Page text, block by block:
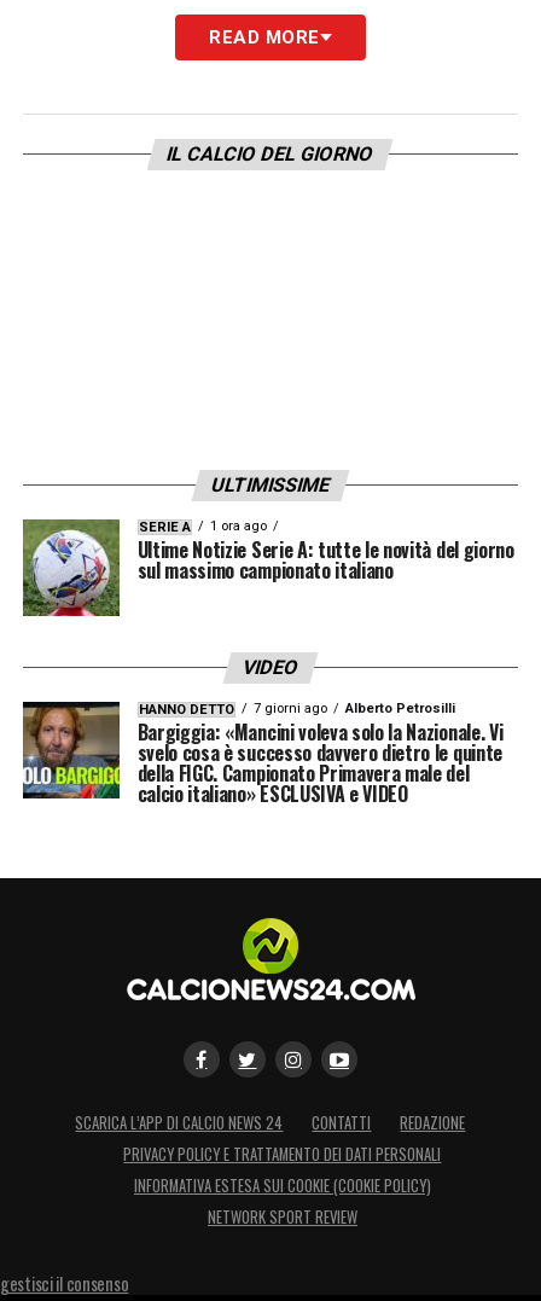
Questa maglia, questo club, questa città è
casa mia. Sono pronto ad aiutare in ogni
Sì, ritirarsi qui non sarebbe male!».
READ MORE
IL CALCIO DEL GIORNO
ULTIMISSIME
SERIE A 1 ora ago
Ultime Notizie Serie A: tutte le novità del giorno
sul massimo campionato italiano
VIDEO
HANNO DETTO 7 giorni ago Alberto Petrosilli
Bargiggia: «Mancini voleva solo la Nazionale. Vi
svelo cosa è successo davvero dietro le quinte
della FIGC. Campionato Primavera male del
calcio italiano» ESCLUSIVA e VIDEO
SCARICA L’APP DI CALCIO NEWS 24 CONTATTI
REDAZIONE
PRIVACY POLICY E TRATTAMENTO DEI DATI PERSONALI
INFORMATIVA ESTESA SUI COOKIE (COOKIE POLICY)
NETWORK SPORT REVIEW
gestisci il consenso